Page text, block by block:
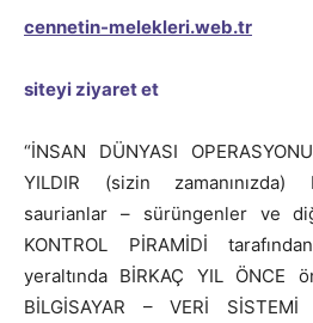
cennetin-melekleri.web.tr
siteyi ziyaret et
“İNSAN DÜNYASI
YILDIR (sizin zamanınızda)
saurianlar – sürüngenler ve
KONTROL PİRAMİDİ
yeraltında BİRKAÇ YIL ÖNCE
BİLGİSAYAR – VERİ SİSTEMİ